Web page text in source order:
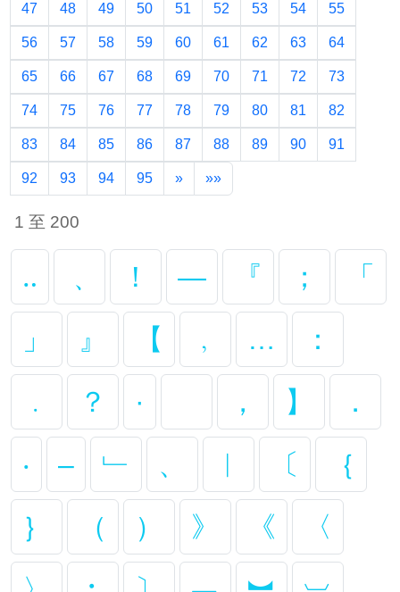
47 48 49 50 51 52 53 54 55
56 57 58 59 60 61 62 63 64
65 66 67 68 69 70 71 72 73
74 75 76 77 78 79 80 81 82
83 84 85 86 87 88 89 90 91
92 93 94 95 » »»
1 至 200
‥ ﹑ ！ — 『 ；
「
」
』 【 ﹐ …
：
﹒
？ · ， 】
．
‧
– ﹂ 、 ︱ 〔
｛
｝
（ ） 》 《
〈